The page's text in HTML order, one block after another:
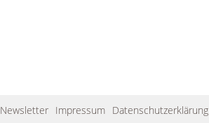
Newsletter Impressum Datenschutzerklärung